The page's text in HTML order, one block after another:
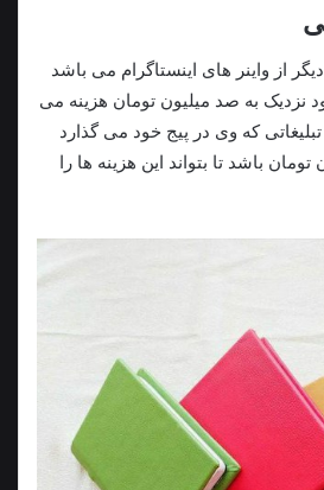
از واینر های اینستاگرام می باشد
نزدیک به صد میلیون تومان هزینه می
که وی در پیج خود می گذارد
باشد تا بتواند این هزینه ها را